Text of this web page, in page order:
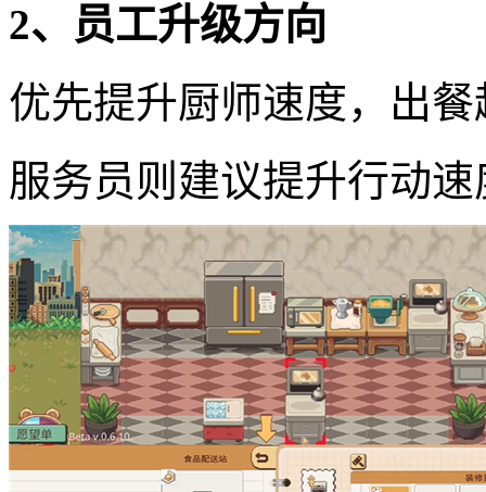
2、员工升级方向
优先提升厨师速度，出
服务员则建议提升行动